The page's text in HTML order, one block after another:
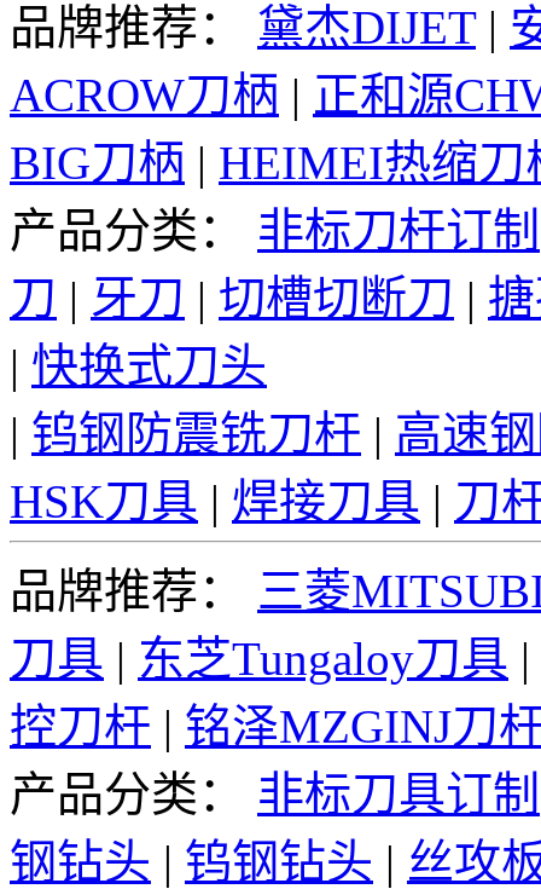
品牌推荐：
黛杰DIJET|
ACROW刀柄 | 正和源
BIG刀柄 | HEIMEI热缩刀
产品分类：
非标刀杆订制
刀 | 牙刀 | 切槽切断刀 |
| 快换式刀头
| 钨钢防震铣刀杆 | 高速
HSK刀具 | 焊接刀具 | 刀
品牌推荐：
三菱
刀具 | 东芝Tungaloy刀具 |
控刀杆 | 铭泽MZGINJ刀
产品分类：
非标刀具订制
钢钻头 | 钨钢钻头 | 丝攻